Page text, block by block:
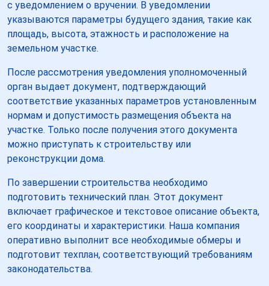
с уведомлением о вручении. В уведомлении
указываются параметры будущего здания, такие как
площадь, высота, этажность и расположение на
земельном участке.
После рассмотрения уведомления уполномоченный
орган выдает документ, подтверждающий
соответствие указанных параметров установленным
нормам и допустимость размещения объекта на
участке. Только после получения этого документа
можно приступать к строительству или
реконструкции дома.
По завершении строительства необходимо
подготовить технический план. Этот документ
включает графическое и текстовое описание объекта,
его координаты и характеристики. Наша компания
оперативно выполнит все необходимые обмеры и
подготовит техплан, соответствующий требованиям
законодательства.